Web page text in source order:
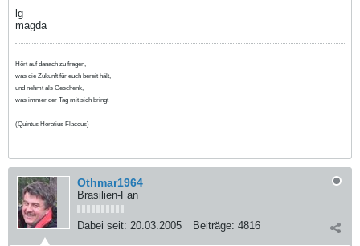
lg
magda
Hört auf danach zu fragen,
was die Zukunft für euch bereit hält,
und nehmt als Geschenk,
was immer der Tag mit sich bringt
(Quintus Horatius Flaccus)
Othmar1964
Brasilien-Fan
Dabei seit: 20.03.2005 Beiträge: 4816